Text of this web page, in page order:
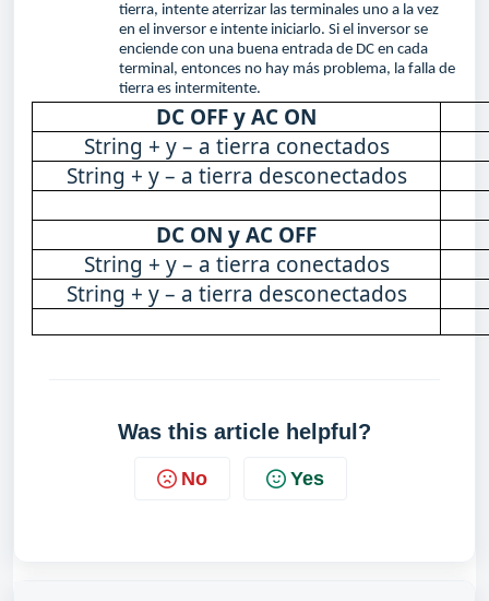
tierra, intente aterrizar las terminales uno a la vez
en el inversor e intente iniciarlo. Si el inversor se
enciende con una buena entrada de DC en cada
terminal, entonces no hay más problema, la falla de
tierra es intermitente.
DC OFF y AC ON
String + y – a tierra conectados
String + y – a tierra desconectados
DC ON y AC OFF
String + y – a tierra conectados
String + y – a tierra desconectados
Was this article helpful?
No Yes